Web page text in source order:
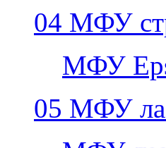
04 МФУ
МФУ
05 МФУ